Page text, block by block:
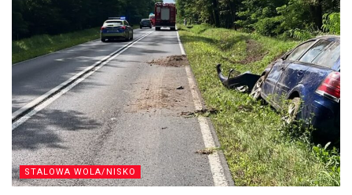
STALOWA WOLA/NISKO